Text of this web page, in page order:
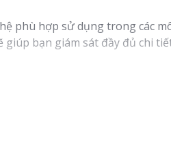
phù hợp sử dụng trong các
giúp bạn giám sát đầy đủ chi